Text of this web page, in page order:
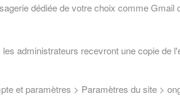
dédiée de votre choix comme Gmail
administrateurs recevront une copie de
et paramètres > Paramètres du site >